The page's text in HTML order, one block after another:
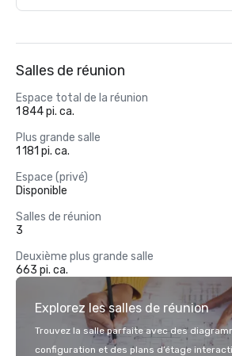
Salles de réunion
Espace total de la réunion
1 844 pi. ca.
Plus grande salle
1 181 pi. ca.
Espace (privé)
Disponible
Salles de réunion
3
Deuxième plus grande salle
663 pi. ca.
Explorez les salles de réunion
Trouvez la salle parfaite avec des
configuration et des plans d’étage